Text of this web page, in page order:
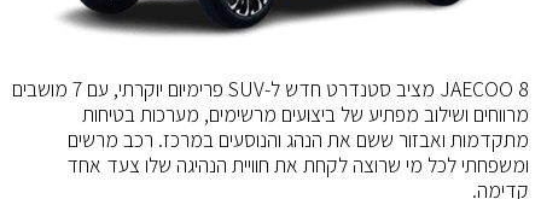
8 JAECOO מציב סטנדרט חדש ל-SUV פרימיום יוקרתי, עם 7 מושבים
מרווחים ושילוב מפתיע של ביצועים מרשימים, מערכות בטיחות
מתקדמות ואבזור ששם את הנהג והנוסעים במרכז. רכב מרשים
ומשפחתי לכל מי שרוצה לקחת את חוויית הנהיגה שלו צעד אחד
קדימה.